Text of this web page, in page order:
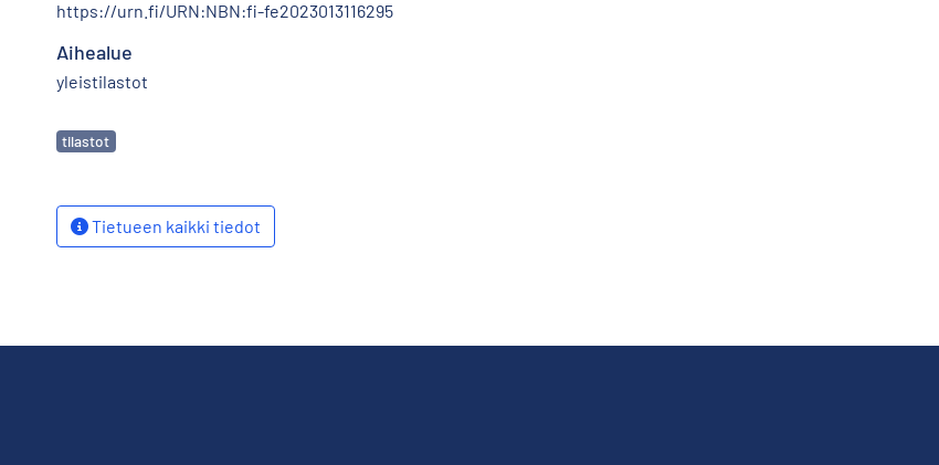
https://urn.fi/URN:NBN:fi-fe2023013116295
Aihealue
yleistilastot
Avainsanat
tilastot
Tietueen kaikki tiedot